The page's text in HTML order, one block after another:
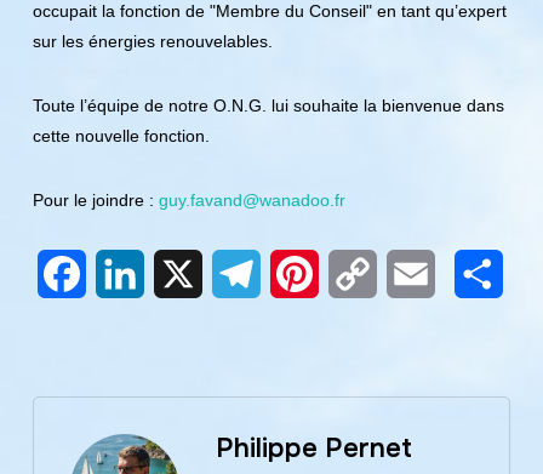
occupait la fonction de "Membre du Conseil" en tant qu’expert
sur les énergies renouvelables.
Toute l’équipe de notre O.N.G. lui souhaite la bienvenue dans
cette nouvelle fonction.
Pour le joindre : guy.favand@wanadoo.fr
FacebookLinkedIn TelegramPinterestCopy Email
Philippe Pernet